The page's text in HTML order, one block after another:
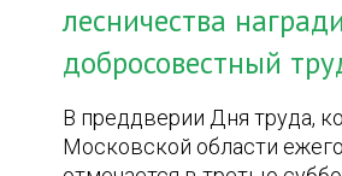
лесничества
добросовестный
В преддверии Дня труда,
Московской области